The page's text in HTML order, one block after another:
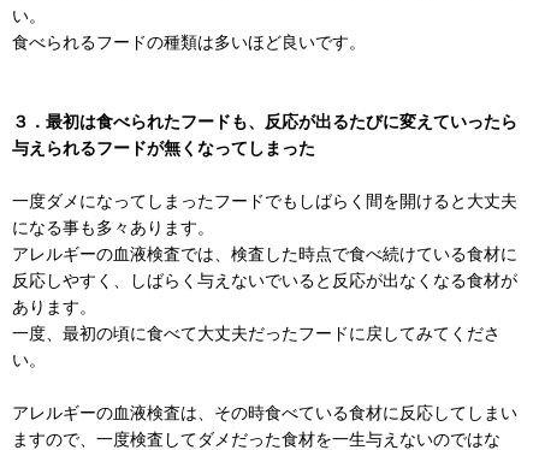
い。
食べられるフードの種類は多いほど良いです。
３．最初は食べられたフードも、反応が出るたびに変えていったら
与えられるフードが無くなってしまった
一度ダメになってしまったフードでもしばらく間を開けると大丈夫
になる事も多々あります。
アレルギーの血液検査では、検査した時点で食べ続けている食材に
反応しやすく、しばらく与えないでいると反応が出なくなる食材が
あります。
一度、最初の頃に食べて大丈夫だったフードに戻してみてくださ
い。
アレルギーの血液検査は、その時食べている食材に反応してしまい
ますので、一度検査してダメだった食材を一生与えないのではな